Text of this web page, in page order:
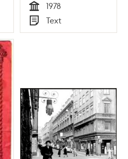
Tid
1978
Typ
Text